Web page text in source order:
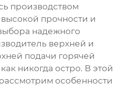
производством
прочности и
надежного
верхней и
подачи горячей
как никогда остро. В этой
особенности